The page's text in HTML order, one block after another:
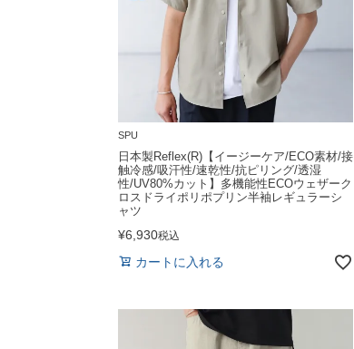
SPU
日本製Reflex(R)【イージーケア/ECO素材/接
触冷感/吸汗性/速乾性/抗ピリング/透湿
性/UV80%カット】多機能性ECOウェザーク
ロスドライポリポプリン半袖レギュラーシ
ャツ
¥6,930税込
カートに入れる